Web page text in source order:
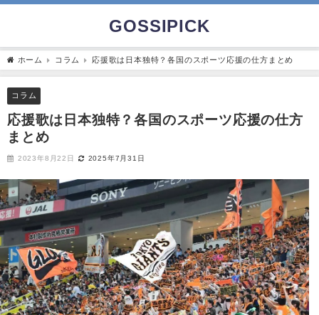
GOSSIPICK
ホーム コラム 応援歌は日本独特？各国のスポーツ応援の仕方まとめ
コラム
応援歌は日本独特？各国のスポーツ応援の仕方
まとめ
2023年8月22日 2025年7月31日